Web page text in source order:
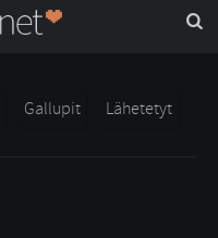
Gallupit
Lähetetyt